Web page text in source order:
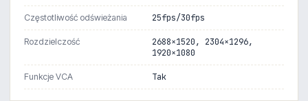
Częstotliwość odświeżania 25fps/30fps
Rozdzielczość
2688×1520, 2304×1296,
1920×1080
Funkcje VCA Tak